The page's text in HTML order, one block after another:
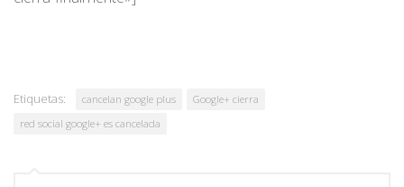
Etiquetas: cancelan google plus
Google+ cierra
red social google+ es cancelada